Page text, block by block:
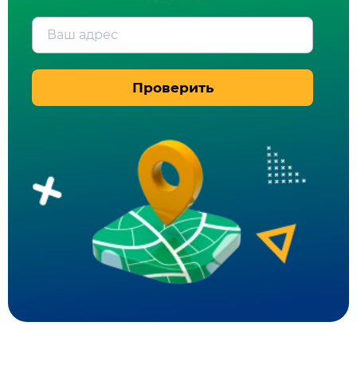
Ваш адрес
Проверить